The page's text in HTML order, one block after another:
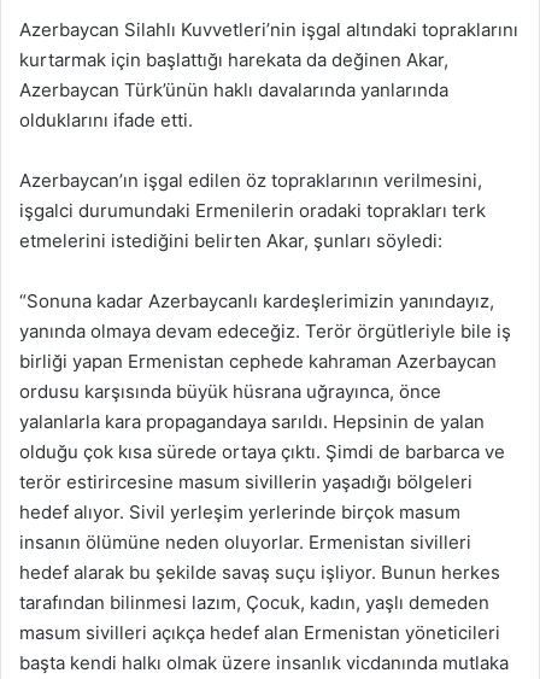
Azerbaycan Silahlı Kuvvetleri’nin işgal altındaki topraklarını
kurtarmak için başlattığı harekata da değinen Akar,
Azerbaycan Türk’ünün haklı davalarında yanlarında
olduklarını ifade etti.
Azerbaycan’ın işgal edilen öz topraklarının verilmesini,
işgalci durumundaki Ermenilerin oradaki toprakları terk
etmelerini istediğini belirten Akar, şunları söyledi:
“Sonuna kadar Azerbaycanlı kardeşlerimizin yanındayız,
yanında olmaya devam edeceğiz. Terör örgütleriyle bile iş
birliği yapan Ermenistan cephede kahraman Azerbaycan
ordusu karşısında büyük hüsrana uğrayınca, önce
yalanlarla kara propagandaya sarıldı. Hepsinin de yalan
olduğu çok kısa sürede ortaya çıktı. Şimdi de barbarca ve
terör estirircesine masum sivillerin yaşadığı bölgeleri
hedef alıyor. Sivil yerleşim yerlerinde birçok masum
insanın ölümüne neden oluyorlar. Ermenistan sivilleri
hedef alarak bu şekilde savaş suçu işliyor. Bunun herkes
tarafından bilinmesi lazım, Çocuk, kadın, yaşlı demeden
masum sivilleri açıkça hedef alan Ermenistan yöneticileri
başta kendi halkı olmak üzere insanlık vicdanında mutlaka